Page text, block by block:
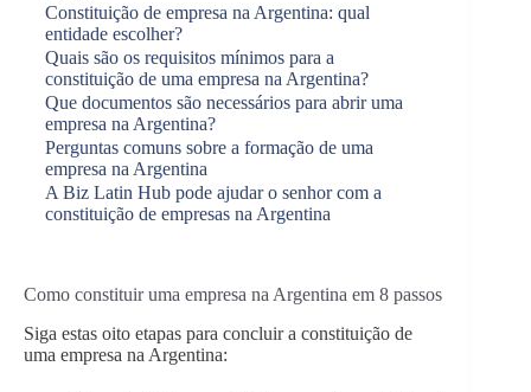
Constituição de empresa na Argentina: qual
entidade escolher?
Quais são os requisitos mínimos para a
constituição de uma empresa na Argentina?
Que documentos são necessários para abrir uma
empresa na Argentina?
Perguntas comuns sobre a formação de uma
empresa na Argentina
A Biz Latin Hub pode ajudar o senhor com a
constituição de empresas na Argentina
Como constituir uma empresa na Argentina em 8 passos
Siga estas oito etapas para concluir a constituição de
uma empresa na Argentina: